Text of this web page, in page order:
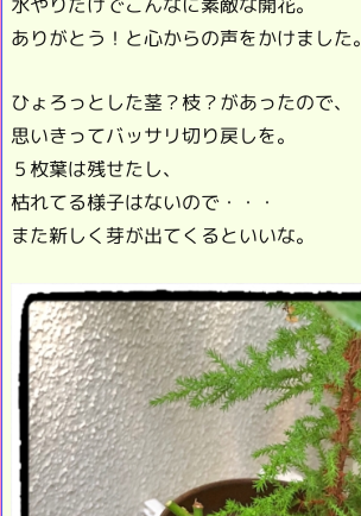
ありがとう！と心からの声をかけました。
ひょろっとした茎？枝？があったので、
思いきってバッサリ切り戻しを。
５枚葉は残せたし、
枯れてる様子はないので・・・
また新しく芽が出てくるといいな。